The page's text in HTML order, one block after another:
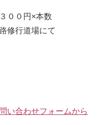
００円×本数
修行道場にて
い合わせフォームから